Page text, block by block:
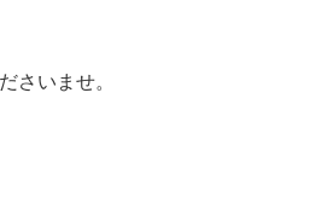
さいませ。